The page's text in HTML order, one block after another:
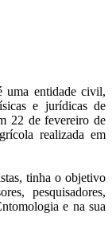
uma entidade civil,
e jurídicas de
22 de fevereiro de
realizada em
tinha o objetivo
pesquisadores,
e na sua